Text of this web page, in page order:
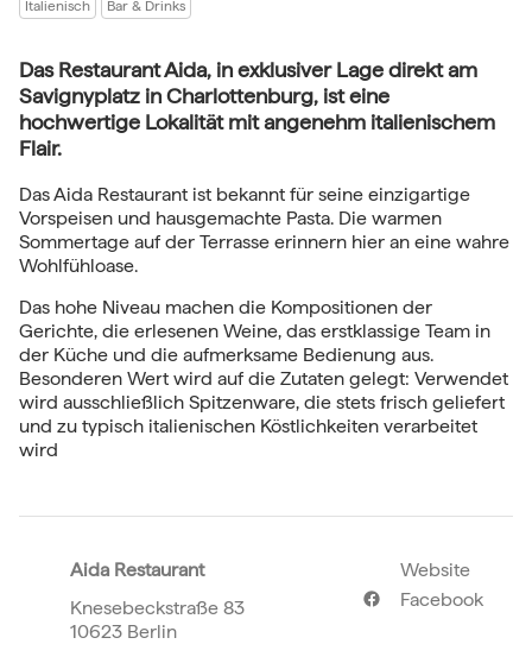
Italienisch Bar & Drinks
Das Restaurant Aida, in exklusiver Lage direkt am
Savignyplatz in Charlottenburg, ist eine
hochwertige Lokalität mit angenehm italienischem
Flair.
Das Aida Restaurant ist bekannt für seine einzigartige
Vorspeisen und hausgemachte Pasta. Die warmen
Sommertage auf der Terrasse erinnern hier an eine wahre
Wohlfühloase.
Das hohe Niveau machen die Kompositionen der
Gerichte, die erlesenen Weine, das erstklassige Team in
der Küche und die aufmerksame Bedienung aus.
Besonderen Wert wird auf die Zutaten gelegt: Verwendet
wird ausschließlich Spitzenware, die stets frisch geliefert
und zu typisch italienischen Köstlichkeiten verarbeitet
wird
Aida Restaurant
Knesebeckstraße 83
10623 Berlin
Website
Facebook